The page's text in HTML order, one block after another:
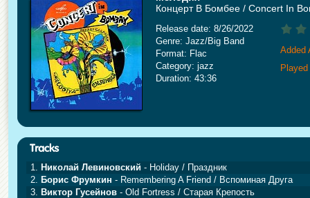
Концерт В Бомбее / Concert In
Release date: 8/26/2022
Genre: Jazz/Big Band
Format: Flac
Category: jazz
Duration: 43:36
Added
1. Николай Левиновский - Holiday / Праздник
2. Борис Фрумкин - Remembering A Friend / Вспоминая Друга
3. Виктор Гусейнов - Old Fortress / Старая Крепость